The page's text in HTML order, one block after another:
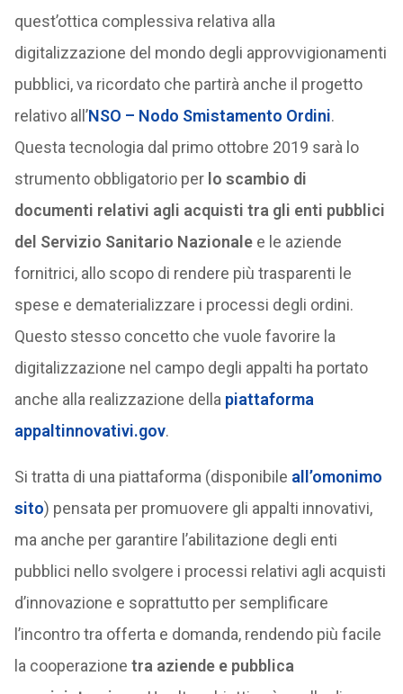
quest’ottica complessiva relativa alla
digitalizzazione del mondo degli approvvigionamenti
pubblici, va ricordato che partirà anche il progetto
relativo all’NSO – Nodo Smistamento Ordini.
Questa tecnologia dal primo ottobre 2019 sarà lo
strumento obbligatorio perlo scambio di
documenti relativi agli acquisti tra gli enti pubblici
del Servizio Sanitario Nazionalee le aziende
fornitrici, allo scopo di rendere più trasparenti le
spese e dematerializzare i processi degli ordini.
Questo stesso concetto che vuole favorire la
digitalizzazione nel campo degli appalti ha portato
anche alla realizzazione della piattaforma
appaltinnovativi.gov.
Si tratta di una piattaforma (disponibile all’omonimo
sito) pensata per promuovere gli appalti innovativi,
ma anche per garantire l’abilitazione degli enti
pubblici nello svolgere i processi relativi agli acquisti
d’innovazione e soprattutto per semplificare
l’incontro tra offerta e domanda, rendendo più facile
la cooperazione tra aziende e pubblica